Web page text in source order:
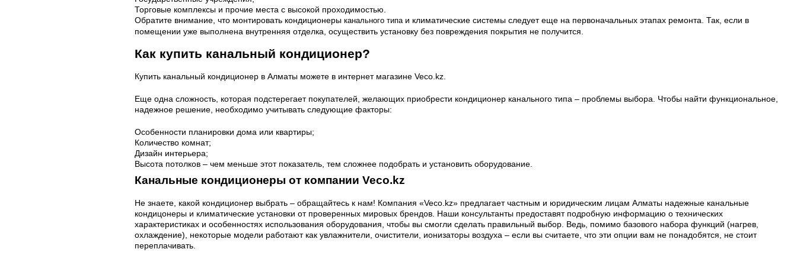
Торговые комплексы и прочие места с высокой проходимостью.
Обратите внимание, что монтировать кондиционеры канального типа и климатические системы следует еще на первоначальных этапах ремонта. Так, если в
помещении уже выполнена внутренняя отделка, осуществить установку без повреждения покрытия не получится.
Как купить канальный кондиционер?
Купить канальный кондиционер в Алматы можете в интернет магазине Veco.kz.
Еще одна сложность, которая подстерегает покупателей, желающих приобрести кондиционер канального типа – проблемы выбора. Чтобы найти функциональное,
надежное решение, необходимо учитывать следующие факторы:
Особенности планировки дома или квартиры;
Количество комнат;
Дизайн интерьера;
Высота потолков – чем меньше этот показатель, тем сложнее подобрать и установить оборудование.
Канальные кондиционеры от компании Veco.kz
Не знаете, какой кондиционер выбрать – обращайтесь к нам! Компания «Veco.kz» предлагает частным и юридическим лицам Алматы надежные канальные
кондицонеры и климатические установки от проверенных мировых брендов. Наши консультанты предоставят подробную информацию о технических
характеристиках и особенностях использования оборудования, чтобы вы смогли сделать правильный выбор. Ведь, помимо базового набора функций (нагрев,
охлаждение), некоторые модели работают как увлажнители, очистители, ионизаторы воздуха – если вы считаете, что эти опции вам не понадобятся, не стоит
переплачивать.